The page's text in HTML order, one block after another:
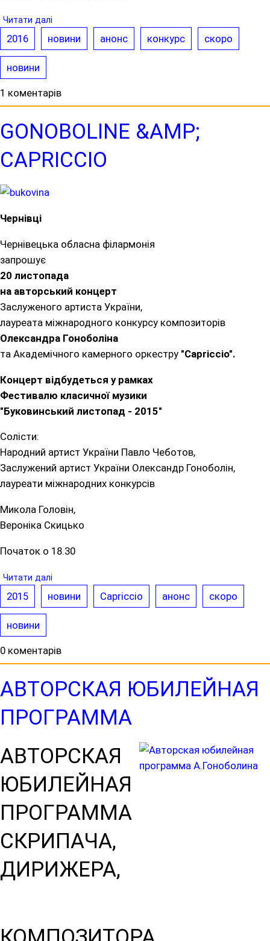
Читати далі
2016 новини анонс конкурс скоро
новини
1 коментарів
GONOBOLINE &AMP;
CAPRICCIO
Чернівці
Чернівецька обласна філармонія
запрошує
20 листопада
на авторський концерт
Заслуженого артиста України,
лауреата міжнародного конкурсу композиторів
Олександра Гоноболіна
та Академічного камерного оркестру "Capriccio".
Концерт відбудеться у рамках
Фестивалю класичної музики
"Буковинський листопад - 2015"
Солісти:
Народний артист України Павло Чеботов,
Заслужений артист України Олександр Гоноболін,
лауреати міжнародних конкурсів
Микола Головін,
Вероніка Скицько
Початок о 18.30
Читати далі
2015 новини Capriccio анонс скоро
новини
0 коментарів
АВТОРСКАЯ ЮБИЛЕЙНАЯ
ПРОГРАММА
АВТОРСКАЯ
ЮБИЛЕЙНАЯ
ПРОГРАММА
СКРИПАЧА,
ДИРИЖЕРА,